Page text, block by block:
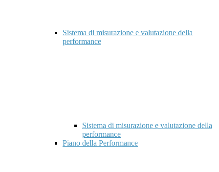
Sistema di misurazione e valutazione della
performance
Sistema di misurazione e valutazione della
performance
Piano della Performance